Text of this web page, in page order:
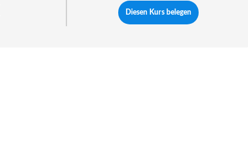
Diesen Kurs belegen